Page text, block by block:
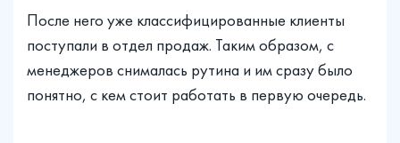
После него уже классифицированные клиенты
поступали в отдел продаж. Таким образом, с
менеджеров снималась рутина и им сразу было
понятно, с кем стоит работать в первую очередь.